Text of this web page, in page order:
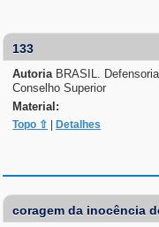
133
Autoria BRASIL.
Conselho Superior
Material:
Topo ⇧ Detalhes
coragem da inocência